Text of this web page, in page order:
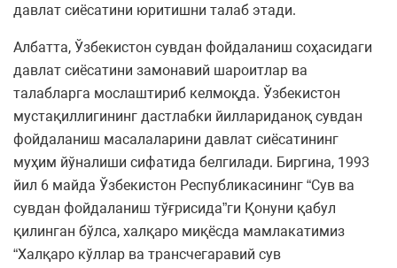
давлат сиёсатини юритишни талаб этади.
Албатта, Ўзбекистон сувдан фойдаланиш соҳасидаги
давлат сиёсатини замонавий шароитлар ва
талабларга мослаштириб келмоқда. Ўзбекистон
мустақиллигининг дастлабки йиллариданоқ сувдан
фойдаланиш масалаларини давлат сиёсатининг
муҳим йўналиши сифатида белгилади. Биргина, 1993
йил 6 майда Ўзбекистон Республикасининг “Сув ва
сувдан фойдаланиш тўғрисида”ги Қонуни қабул
қилинган бўлса, халқаро миқёсда мамлакатимиз
“Халқаро кўллар ва трансчегаравий сув